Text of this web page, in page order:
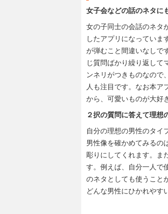
女子会などの話のネタに
女の子同士の会話のネタ
したアプリになっていま
が弾むこと間違いなしで
じ質問ばかり繰り返して
ンネリがつきものなので
人も注目です。なお本ア
から、可愛いものが大好
２択の質問に答えて理想
自分の理想の男性のタイ
男性像を確かめてみるの
彫りにしてくれます。ま
す。例えば、自分一人で
のネタとしても使うこと
どんな男性にひかれやす